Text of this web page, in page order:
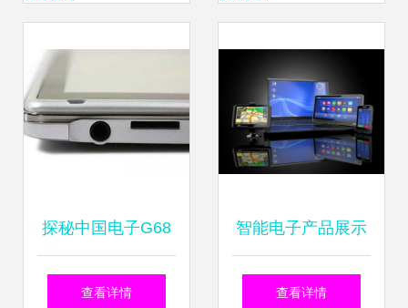
探秘中国电子G68
高清产品图赏与技
查看详情
智能电子产品展示
从高清素材到营销
查看详情